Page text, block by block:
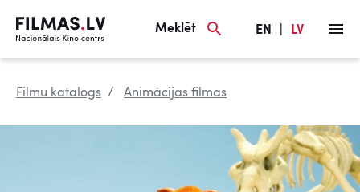
Meklēt EN LV
Filmu katalogs Animācijas filmas